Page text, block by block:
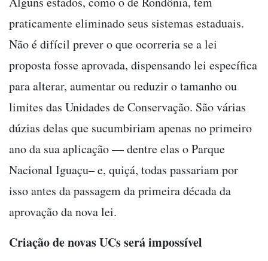
praticamente eliminado seus sistemas estaduais.
Não é difícil prever o que ocorreria se a lei
proposta fosse aprovada, dispensando lei específica
para alterar, aumentar ou reduzir o tamanho ou
limites das Unidades de Conservação. São várias
dúzias delas que sucumbiriam apenas no primeiro
ano da sua aplicação — dentre elas o Parque
Nacional Iguaçu– e, quiçá, todas passariam por
isso antes da passagem da primeira década da
aprovação da nova lei.
Criação de novas UCs será impossível